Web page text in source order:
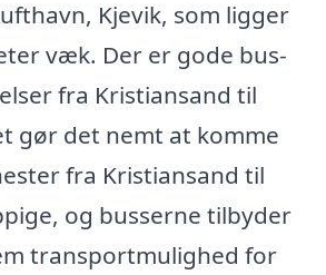
Kjevik, som ligger
væk. Der er gode bus-
fra Kristiansand til
gør det nemt at komme
fra Kristiansand til
og busserne tilbyder
transportmulighed for